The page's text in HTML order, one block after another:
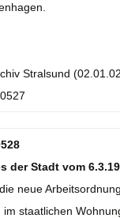
Stralsund
der Stadt vom
neue
staatlichen